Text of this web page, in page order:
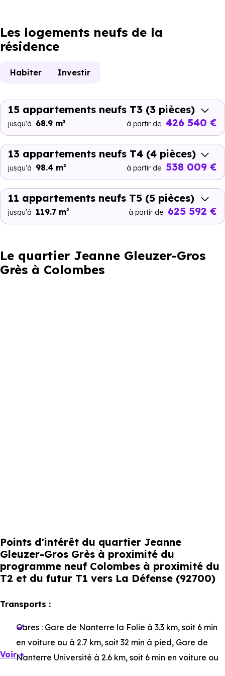
Les logements neufs de la
résidence
Habiter Investir
15 appartements neufs T3 (3 pièces)
jusqu'à 68.9 m² à partir de 426 540 €
13 appartements neufs T4 (4 pièces)
jusqu'à 98.4 m² à partir de 538 009 €
11 appartements neufs T5 (5 pièces)
jusqu'à 119.7 m² à partir de 625 592 €
Le quartier Jeanne Gleuzer-Gros
Grès à Colombes
Points d'intérêt du quartier Jeanne
Gleuzer-Gros Grès à proximité du
programme neuf Colombes à proximité du
T2 et du futur T1 vers La Défense (92700)
Transports :
Gares : Gare de Nanterre la Folie à 3.3 km, soit 6 min
en voiture ou à 2.7 km, soit 32 min à pied, Gare de
Nanterre Université à 2.6 km, soit 6 min en voiture ou
Voir +